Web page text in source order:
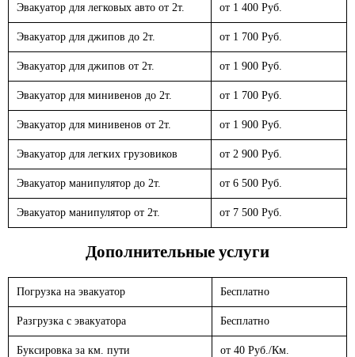
Эвакуатор для легковых авто от 2т. от 1 400 Руб.
Эвакуатор для джипов до 2т. от 1 700 Руб.
Эвакуатор для джипов от 2т. от 1 900 Руб.
Эвакуатор для минивенов до 2т. от 1 700 Руб.
Эвакуатор для минивенов от 2т. от 1 900 Руб.
Эвакуатор для легких грузовиков от 2 900 Руб.
Эвакуатор манипулятор до 2т. от 6 500 Руб.
Эвакуатор манипулятор от 2т. от 7 500 Руб.
Дополнительные услуги
Погрузка на эвакуатор Бесплатно
Разгрузка с эвакуатора Бесплатно
Буксировка за км. пути от 40 Руб./Км.